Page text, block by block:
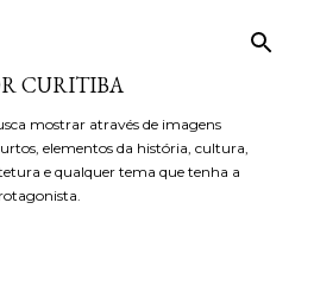
CURITIBA
mostrar através de imagens
elementos da história, cultura,
e qualquer tema que tenha a